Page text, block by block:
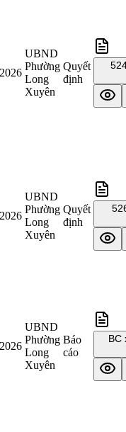
UBND
Phường
Long
Xuyên
Quyết
định
UBND
Phường
Long
Xuyên
Quyết
định
UBND
Phường
Long
Xuyên
Báo
cáo
BC